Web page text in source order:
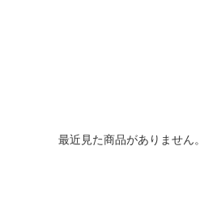
最近見た商品がありません。